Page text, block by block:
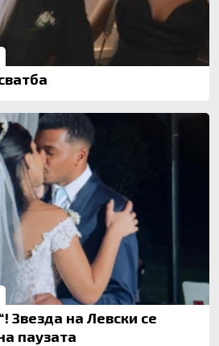
Звезда на Левски се
паузата